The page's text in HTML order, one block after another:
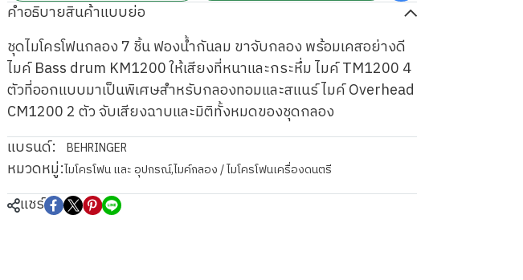
คำอธิบายสินค้าแบบย่อ
ชุดไมโครโฟนกลอง 7 ชิ้น ฟองน้ำกันลม ขาจับกลอง พร้อมเคสอย่างดี
ไมค์ Bass drum KM1200 ให้เสียงที่หนาและกระหึ่ม ไมค์ TM1200 4
ตัวที่ออกแบบมาเป็นพิเศษสำหรับกลองทอมและสแนร์ ไมค์ Overhead
CM1200 2 ตัว จับเสียงฉาบและมิติทั้งหมดของชุดกลอง
แบรนด์:
BEHRINGER
หมวดหมู่:ไมโครโฟน และ อุปกรณ์,ไมค์กลอง / ไมโครโฟนเครื่องดนตรี
แชร์